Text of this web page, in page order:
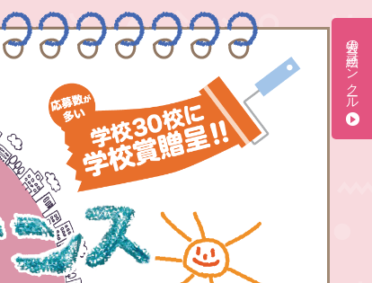
過去の絵画コンクール